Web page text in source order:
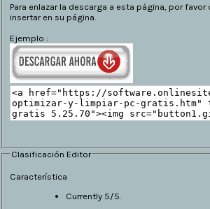
Para enlazar la descarga a esta página, por
insertar en su página.
Ejemplo :
Clasificación Editor
Característica
Currently 5/5.